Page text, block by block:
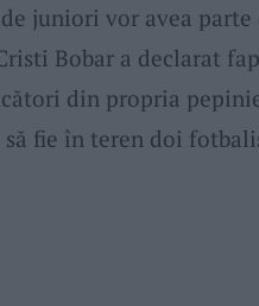
juniori vor avea
Bobar a declarat
din propria
fie în teren doi